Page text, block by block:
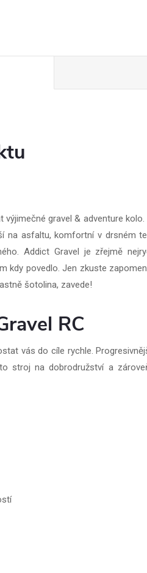
gravel & adventure kolo.
na asfaltu, komfortní v drsném
Addict Gravel je zřejmě
kdy povedlo. Jen zkuste
šotolina, zavede!
RC
vás do cíle rychle.
stroj na dobrodružství a